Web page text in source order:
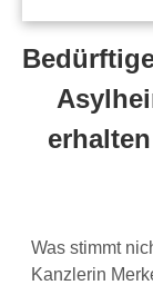
Was stimmt
Kanzlerin